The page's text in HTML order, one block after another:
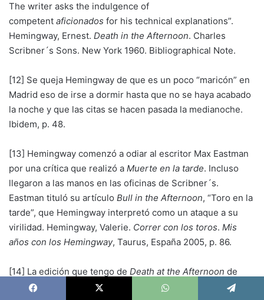
The writer asks the indulgence of
competent aficionados for his technical explanations”.
Hemingway, Ernest. Death in the Afternoon. Charles
Scribner´s Sons. New York 1960. Bibliographical Note.
[12] Se queja Hemingway de que es un poco “maricón” en
Madrid eso de irse a dormir hasta que no se haya acabado
la noche y que las citas se hacen pasada la medianoche.
Ibidem, p. 48.
[13] Hemingway comenzó a odiar al escritor Max Eastman
por una crítica que realizó a Muerte en la tarde. Incluso
llegaron a las manos en las oficinas de Scribner´s.
Eastman tituló su artículo Bull in the Afternoon, “Toro en la
tarde”, que Hemingway interpretó como un ataque a su
virilidad. Hemingway, Valerie. Correr con los toros. Mis
años con los Hemingway, Taurus, España 2005, p. 86.
[14] La edición que tengo de Death at the Afternoon de
Scribner´s de 1960, un generoso obsequio del periodista